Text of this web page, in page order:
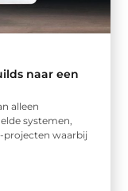
naar een
alleen
systemen,
projecten waarbij